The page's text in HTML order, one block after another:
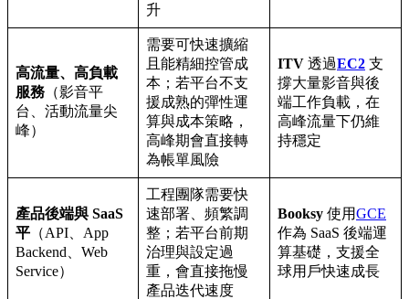
升
高流量、高負載
服務 （影音平
台、活動流量尖
峰）
需要可快速擴縮
且能精細控管成
本；若平台不支
援成熟的彈性運
算與成本策略，
高峰期會直接轉
為帳單風險
ITV 透過EC2 支
撐大量影音與後
端工作負載，在
高峰流量下仍維
持穩定
產品後端與 SaaS
平 （API、App
Backend、Web
Service）
工程團隊需要快
速部署、頻繁調
整；若平台前期
治理與設定過
重，會直接拖慢
產品迭代速度
Booksy 使用GCE
作為 SaaS 後端運
算基礎，支援全
球用戶快速成長